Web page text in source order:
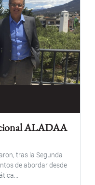
ALADAA
tras la Segunda
de abordar desde